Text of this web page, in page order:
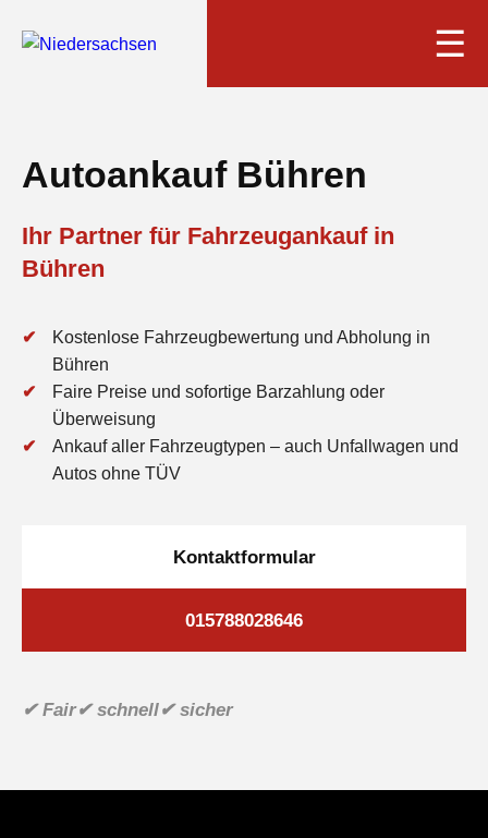
☰
Autoankauf Bühren
Ihr Partner für Fahrzeugankauf in
Bühren
Kostenlose Fahrzeugbewertung und Abholung in
Bühren
Faire Preise und sofortige Barzahlung oder
Überweisung
Ankauf aller Fahrzeugtypen – auch Unfallwagen und
Autos ohne TÜV
Kontaktformular
015788028646
✔ Fair✔ schnell✔ sicher